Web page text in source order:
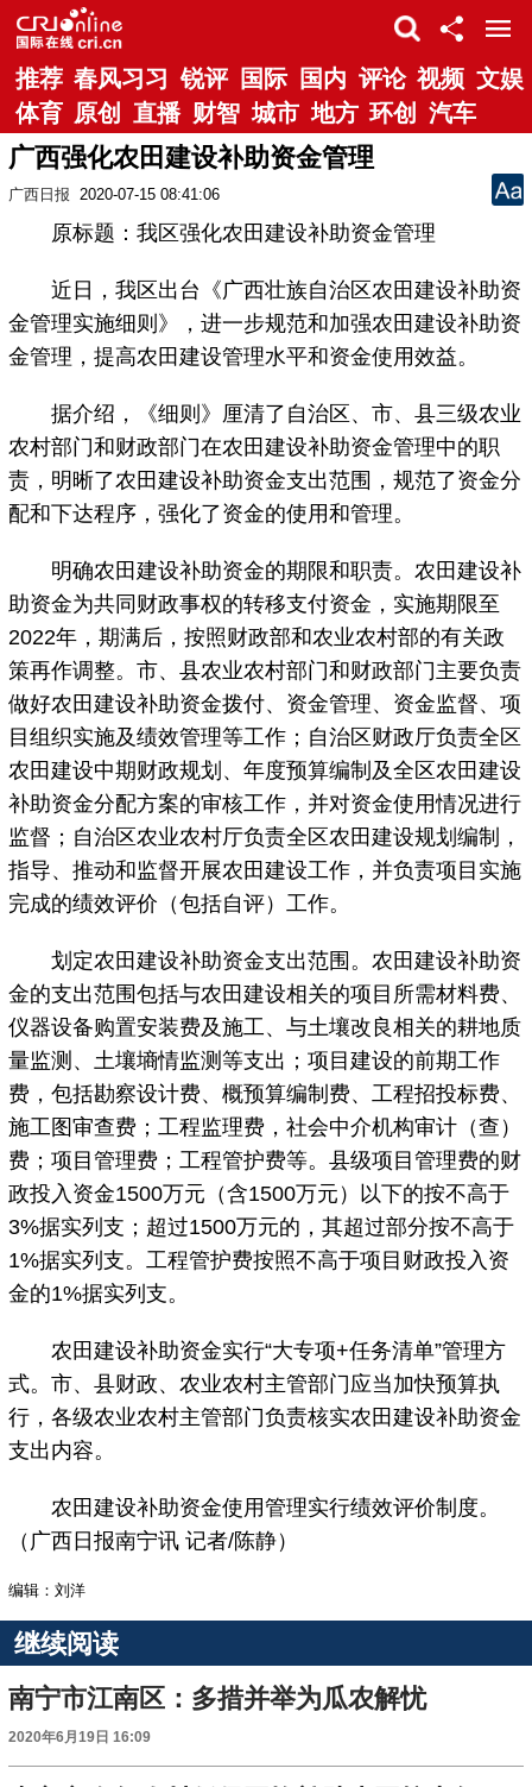
推荐 春风习习 锐评 国际 国内 评论 视频 文娱
体育 原创 直播 财智 城市 地方 环创 汽车
广西强化农田建设补助资金管理
广西日报 2020-07-15 08:41:06
原标题：我区强化农田建设补助资金管理
近日，我区出台《广西壮族自治区农田建设补助资
金管理实施细则》，进一步规范和加强农田建设补助资
金管理，提高农田建设管理水平和资金使用效益。
据介绍，《细则》厘清了自治区、市、县三级农业
农村部门和财政部门在农田建设补助资金管理中的职
责，明晰了农田建设补助资金支出范围，规范了资金分
配和下达程序，强化了资金的使用和管理。
明确农田建设补助资金的期限和职责。农田建设补
助资金为共同财政事权的转移支付资金，实施期限至
2022年，期满后，按照财政部和农业农村部的有关政
策再作调整。市、县农业农村部门和财政部门主要负责
做好农田建设补助资金拨付、资金管理、资金监督、项
目组织实施及绩效管理等工作；自治区财政厅负责全区
农田建设中期财政规划、年度预算编制及全区农田建设
补助资金分配方案的审核工作，并对资金使用情况进行
监督；自治区农业农村厅负责全区农田建设规划编制，
指导、推动和监督开展农田建设工作，并负责项目实施
完成的绩效评价（包括自评）工作。
划定农田建设补助资金支出范围。农田建设补助资
金的支出范围包括与农田建设相关的项目所需材料费、
仪器设备购置安装费及施工、与土壤改良相关的耕地质
量监测、土壤墒情监测等支出；项目建设的前期工作
费，包括勘察设计费、概预算编制费、工程招投标费、
施工图审查费；工程监理费，社会中介机构审计（查）
费；项目管理费；工程管护费等。县级项目管理费的财
政投入资金1500万元（含1500万元）以下的按不高于
3%据实列支；超过1500万元的，其超过部分按不高于
1%据实列支。工程管护费按照不高于项目财政投入资
金的1%据实列支。
农田建设补助资金实行“大专项+任务清单”管理方
式。市、县财政、农业农村主管部门应当加快预算执
行，各级农业农村主管部门负责核实农田建设补助资金
支出内容。
农田建设补助资金使用管理实行绩效评价制度。
（广西日报南宁讯 记者/陈静）
编辑：刘洋
继续阅读
南宁市江南区：多措并举为瓜农解忧
2020年6月19日 16:09